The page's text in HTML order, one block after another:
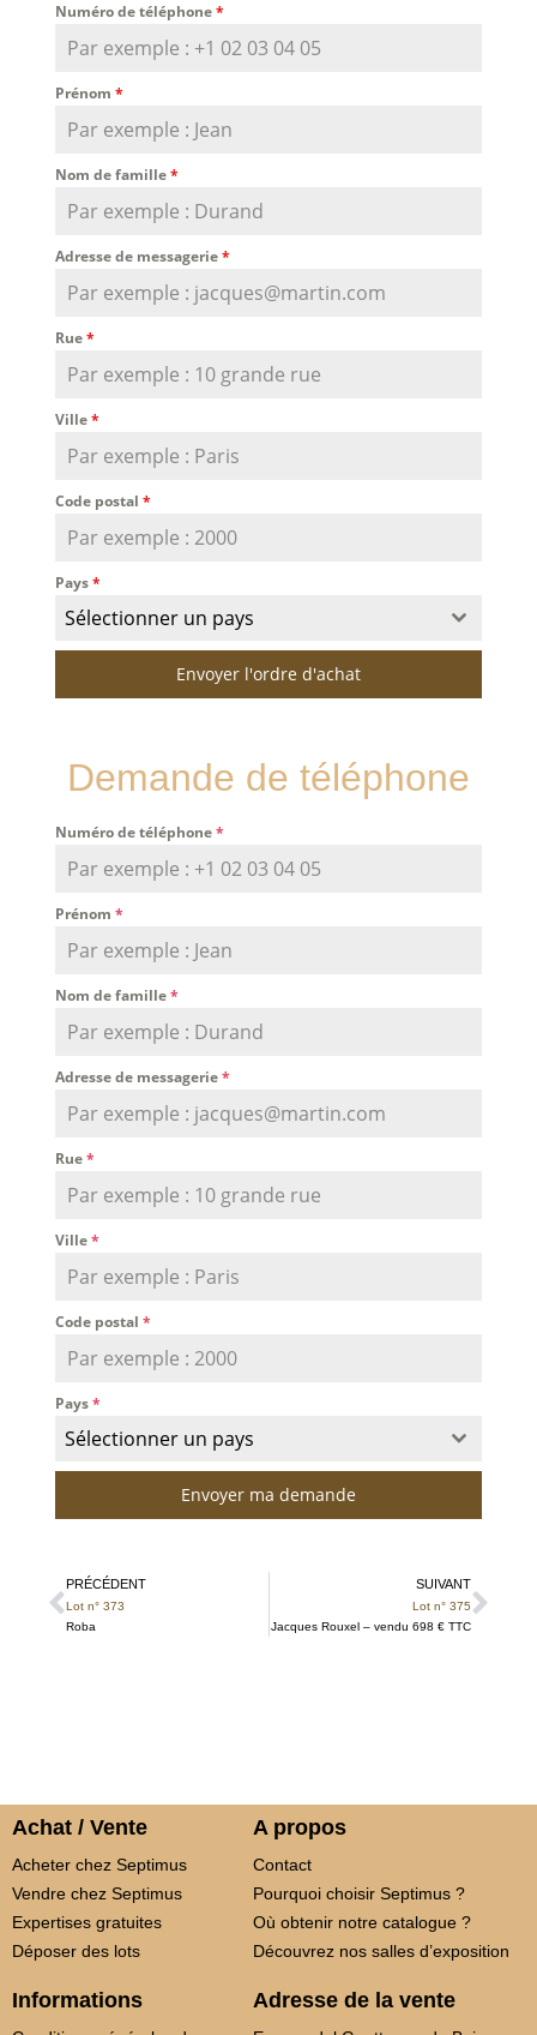
Numéro de téléphone*
Prénom *
Nom de famille*
Adresse de messagerie*
Rue*
Ville*
Code postal *
Pays*
Sélectionner un pays
Envoyer l'ordre d'achat
Demande de téléphone
Numéro de téléphone*
Prénom *
Nom de famille*
Adresse de messagerie*
Rue*
Ville*
Code postal *
Pays*
Sélectionner un pays
Envoyer ma demande
PRÉCÉDENT
Lot n° 373
Roba
SUIVANT
Lot n° 375
Jacques Rouxel – vendu 698 € TTC
Achat / Vente
Acheter chez Septimus
Vendre chez Septimus
Expertises gratuites
Déposer des lots
A propos
Contact
Pourquoi choisir Septimus ?
Où obtenir notre catalogue ?
Découvrez nos salles d’exposition
Informations Adresse de la vente